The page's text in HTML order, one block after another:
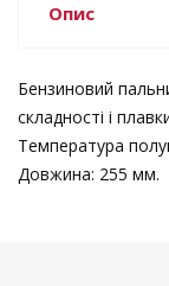
Опис
Бензиновий
складності і
Температура
Довжина: 255 мм.